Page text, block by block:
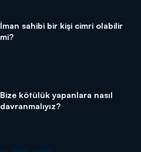
İman sahibi bir kişi cimri olabilir
mi?
Bize kötülük yapanlara nasıl
davranmalıyız?